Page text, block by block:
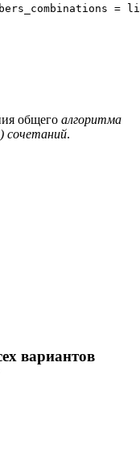
общего алгоритма
сочетаний.
вариантов